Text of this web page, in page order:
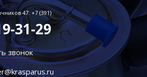
47: +7 (391)
31-29
звонок